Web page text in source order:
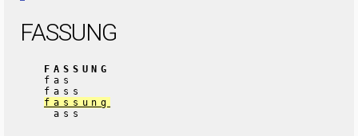
FASSUNG
FASSUNG
fas
fass
fassung
ass